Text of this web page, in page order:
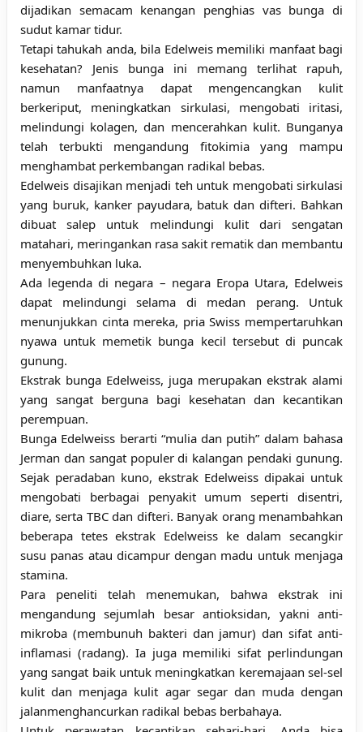
dijadikan semacam kenangan penghias vas bunga di
sudut kamar tidur.
Tetapi tahukah anda, bila Edelweis memiliki manfaat bagi
kesehatan? Jenis bunga ini memang terlihat rapuh,
namun manfaatnya dapat mengencangkan kulit
berkeriput, meningkatkan sirkulasi, mengobati iritasi,
melindungi kolagen, dan mencerahkan kulit. Bunganya
telah terbukti mengandung fitokimia yang mampu
menghambat perkembangan radikal bebas.
Edelweis disajikan menjadi teh untuk mengobati sirkulasi
yang buruk, kanker payudara, batuk dan difteri. Bahkan
dibuat salep untuk melindungi kulit dari sengatan
matahari, meringankan rasa sakit rematik dan membantu
menyembuhkan luka.
Ada legenda di negara – negara Eropa Utara, Edelweis
dapat melindungi selama di medan perang. Untuk
menunjukkan cinta mereka, pria Swiss mempertaruhkan
nyawa untuk memetik bunga kecil tersebut di puncak
gunung.
Ekstrak bunga Edelweiss, juga merupakan ekstrak alami
yang sangat berguna bagi kesehatan dan kecantikan
perempuan.
Bunga Edelweiss berarti “mulia dan putih” dalam bahasa
Jerman dan sangat populer di kalangan pendaki gunung.
Sejak peradaban kuno, ekstrak Edelweiss dipakai untuk
mengobati berbagai penyakit umum seperti disentri,
diare, serta TBC dan difteri. Banyak orang menambahkan
beberapa tetes ekstrak Edelweiss ke dalam secangkir
susu panas atau dicampur dengan madu untuk menjaga
stamina.
Para peneliti telah menemukan, bahwa ekstrak ini
mengandung sejumlah besar antioksidan, yakni anti-
mikroba (membunuh bakteri dan jamur) dan sifat anti-
inflamasi (radang). Ia juga memiliki sifat perlindungan
yang sangat baik untuk meningkatkan keremajaan sel-sel
kulit dan menjaga kulit agar segar dan muda dengan
jalanmenghancurkan radikal bebas berbahaya.